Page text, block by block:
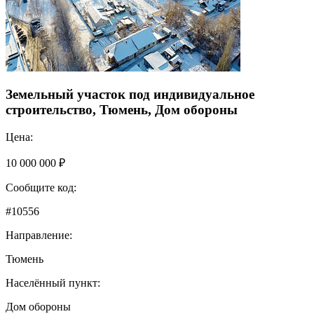
Земельный участок под индивидуальное
строительство, Тюмень, Дом обороны
Цена:
10 000 000 ₽
Сообщите код:
#10556
Направление:
Тюмень
Населённый пункт:
Дом обороны